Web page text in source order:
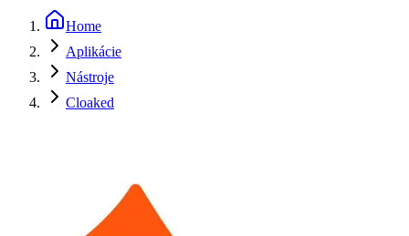
Home
Aplikácie
Nástroje
Cloaked